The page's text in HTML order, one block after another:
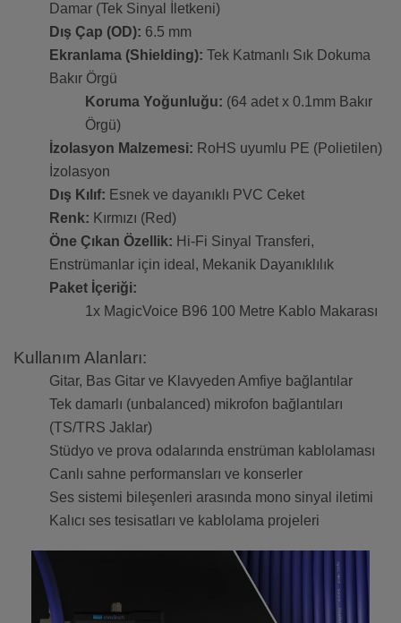
Damar (Tek Sinyal İletkeni)
Dış Çap (OD): 6.5 mm
Ekranlama (Shielding): Tek Katmanlı Sık Dokuma
Bakır Örgü
Koruma Yoğunluğu: (64 adet x 0.1mm Bakır
Örgü)
İzolasyon Malzemesi: RoHS uyumlu PE (Polietilen)
İzolasyon
Dış Kılıf: Esnek ve dayanıklı PVC Ceket
Renk: Kırmızı (Red)
Öne Çıkan Özellik: Hi-Fi Sinyal Transferi,
Enstrümanlar için ideal, Mekanik Dayanıklılık
Paket İçeriği:
1x MagicVoice B96 100 Metre Kablo Makarası
Kullanım Alanları:
Gitar, Bas Gitar ve Klavyeden Amfiye bağlantılar
Tek damarlı (unbalanced) mikrofon bağlantıları
(TS/TRS Jaklar)
Stüdyo ve prova odalarında enstrüman kablolaması
Canlı sahne performansları ve konserler
Ses sistemi bileşenleri arasında mono sinyal iletimi
Kalıcı ses tesisatları ve kablolama projeleri